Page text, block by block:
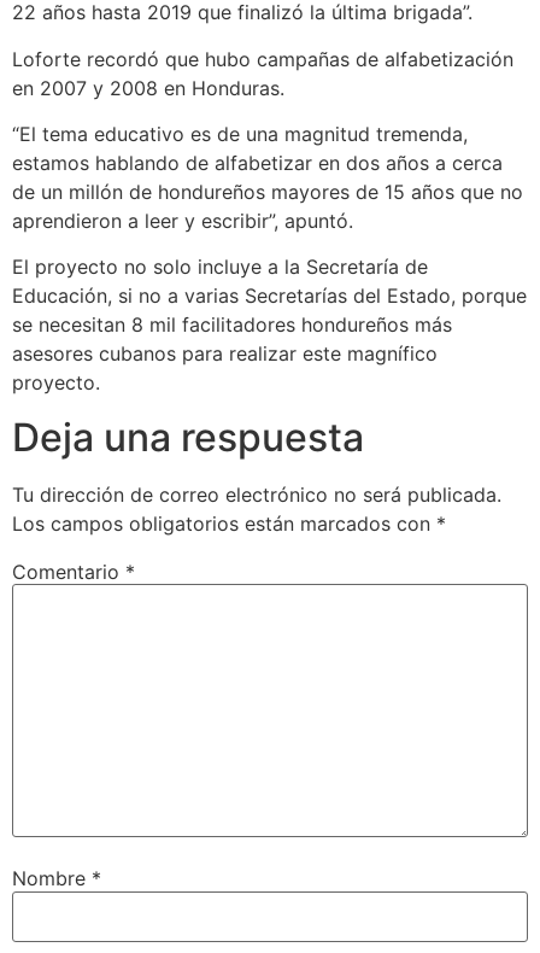
22 años hasta 2019 que finalizó la última brigada”.
Loforte recordó que hubo campañas de alfabetización
en 2007 y 2008 en Honduras.
“El tema educativo es de una magnitud tremenda,
estamos hablando de alfabetizar en dos años a cerca
de un millón de hondureños mayores de 15 años que no
aprendieron a leer y escribir”, apuntó.
El proyecto no solo incluye a la Secretaría de
Educación, si no a varias Secretarías del Estado, porque
se necesitan 8 mil facilitadores hondureños más
asesores cubanos para realizar este magnífico
proyecto.
Deja una respuesta
Tu dirección de correo electrónico no será publicada.
Los campos obligatorios están marcados con *
Comentario *
Nombre *